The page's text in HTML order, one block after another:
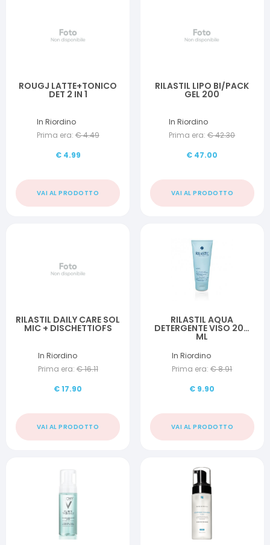
ROUGJ LATTE+TONICO
DET 2 IN 1
In Riordino
Prima era: €4.49
€ 4.99
VAI AL PRODOTTO
RILASTIL LIPO BI/PACK
GEL 200
In Riordino
Prima era: €42.30
€ 47.00
VAI AL PRODOTTO
RILASTIL DAILY CARE SOL
MIC + DISCHETTIOFS
In Riordino
Prima era: €16.11
€17.90
VAI AL PRODOTTO
RILASTIL AQUA
DETERGENTE VISO 200
ML
In Riordino
Prima era: €8.91
€ 9.90
VAI AL PRODOTTO